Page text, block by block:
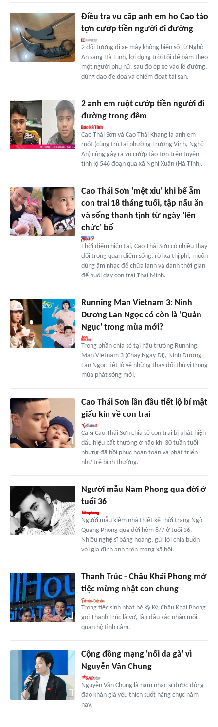
Điều tra vụ cặp anh em họ Cao táo
tợn cướp tiền người đi đường
2 đối tượng đi xe máy không biển số từ Nghệ
An sang Hà Tĩnh, lợi dụng trời tối để bám theo
một người phụ nữ, sau đó ép xe vào lề đường,
dùng dao đe dọa và chiếm đoạt tài sản.
2 anh em ruột cướp tiền người đi
đường trong đêm
Cao Thái Sơn và Cao Thái Khang là anh em
ruột (cùng trú tại phường Trường Vinh, Nghệ
An) cùng gây ra vụ cướp táo tợn trên tuyến
tỉnh lộ 546 đoạn qua xã Nghi Xuân (Hà Tĩnh).
Cao Thái Sơn 'mệt xỉu' khi bế ẵm
con trai 18 tháng tuổi, tập nấu ăn
và sống thanh tịnh từ ngày 'lên
chức' bố
Thời điểm hiện tại, Cao Thái Sơn có nhiều thay
đổi trong quan điểm sống, rời xa thị phi, muốn
dùng âm nhạc để chữa lành và dành thời gian
để nuôi dạy con trai Thái Minh.
Running Man Vietnam 3: Ninh
Dương Lan Ngọc có còn là 'Quản
Ngục' trong mùa mới?
Trong phần chia sẻ tại hậu trường Running
Man Vietnam 3 (Chạy Ngay Đi), Ninh Dương
Lan Ngọc tiết lộ về những thay đổi thú vị trong
mùa phát sóng mới.
Cao Thái Sơn lần đầu tiết lộ bí mật
giấu kín về con trai
Ca sĩ Cao Thái Sơn chia sẻ con trai bị phát hiện
dấu hiệu bất thường ở não khi 30 tuần tuổi
nhưng đã hồi phục hoàn toàn và phát triển
như trẻ bình thường.
Người mẫu Nam Phong qua đời ở
tuổi 36
Người mẫu kiêm nhà thiết kế thời trang Ngô
Quang Phong qua đời hôm 8/7 ở tuổi 36.
Nhiều nghệ sĩ bàng hoàng, gửi lời chia buồn
với gia đình anh trên mạng xã hội.
Thanh Trúc - Châu Khải Phong mở
tiệc mừng nhật con chung
Trong tiệc sinh nhật bé Kỳ Kỳ, Châu Khải Phong
gọi Thanh Trúc là vợ, lần đầu xác nhận mối
quan hệ tình cảm.
Cộng đồng mạng 'nổi da gà' vì
Nguyễn Văn Chung
Nguyễn Văn Chung là nam nhạc sĩ được đông
đảo khán giả yêu thích suốt hàng chục năm
nay.